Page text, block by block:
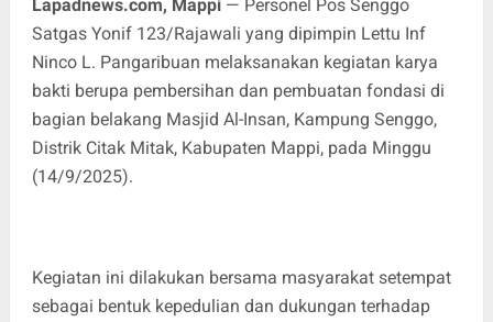
Lapadnews.com, Mappi— Personel Pos Senggo
Satgas Yonif 123/Rajawali yang dipimpin Lettu Inf
Ninco L. Pangaribuan melaksanakan kegiatan karya
bakti berupa pembersihan dan pembuatan fondasi di
bagian belakang Masjid Al-Insan, Kampung Senggo,
Distrik Citak Mitak, Kabupaten Mappi, pada Minggu
(14/9/2025).
Kegiatan ini dilakukan bersama masyarakat setempat
sebagai bentuk kepedulian dan dukungan terhadap